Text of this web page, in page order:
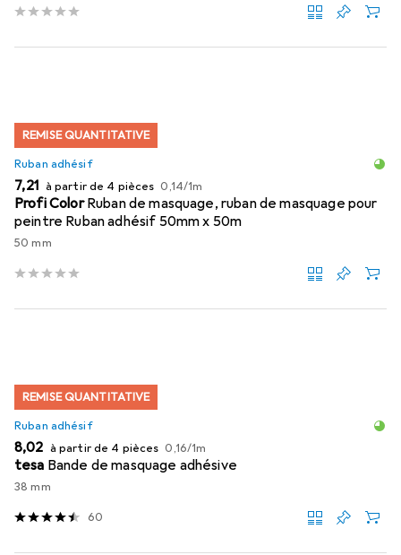
REMISE QUANTITATIVE
Ruban adhésif
EUR
7,21 à partir de 4 pièces EUR
0,14/1m
Profi Color Ruban de masquage, ruban de masquage pour
peintre Ruban adhésif 50mm x 50m
50 mm
REMISE QUANTITATIVE
Ruban adhésif
EUR
8,02 à partir de 4 pièces EUR
0,16/1m
tesa Bande de masquage adhésive
38 mm
60